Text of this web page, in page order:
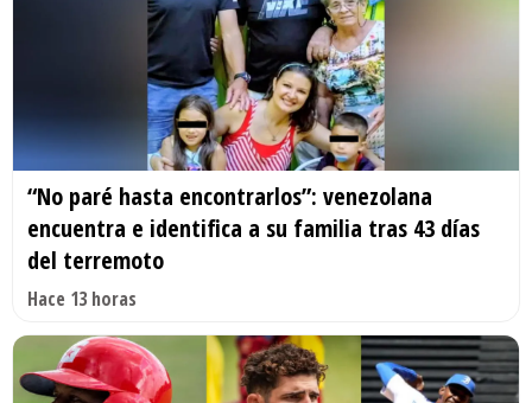
“No paré hasta encontrarlos”: venezolana
encuentra e identifica a su familia tras 43 días
del terremoto
Hace 13 horas